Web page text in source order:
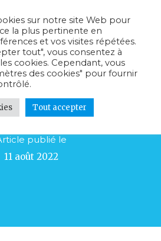
J-18
publié le
11 août 2022
sur notre site Web pour
la plus pertinente en
et vos visites répétées.
tout", vous consentez à
cookies. Cependant, vous
des cookies" pour fournir
Tout accepter